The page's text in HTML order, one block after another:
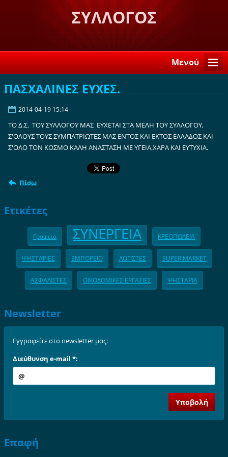
ΣΥΛΛΟΓΟΣ
ΛΟΓΚΑΝΙΚΙΩΤΩΝ ΣΤΗ
ΣΠΑΡΤΗ "Η ΒΕΛΕΜΙΝΗ"
Μενού
ΠΑΣΧΑΛΙΝΕΣ ΕΥΧΕΣ.
2014-04-19 15:14
ΤΟ Δ.Σ. ΤΟΥ ΣΥΛΛΟΓΟΥ ΜΑΣ ΕΥΧΕΤΑΙ ΣΤΑ ΜΕΛΗ ΤΟΥ ΣΥΛΛΟΓΟΥ,
Σ'ΟΛΟΥΣ ΤΟΥΣ ΣΥΜΠΑΤΡΙΩΤΕΣ ΜΑΣ ΕΝΤΟΣ ΚΑΙ ΕΚΤΟΣ ΕΛΛΑΔΟΣ ΚΑΙ
Σ'ΟΛΟ ΤΟΝ ΚΟΣΜΟ ΚΑΛΗ ΑΝΑΣΤΑΣΗ ΜΕ ΥΓΕΙΑ,ΧΑΡΑ ΚΑΙ ΕΥΤΥΧΙΑ.
Πίσω
Ετικέτες
Γραφεια ΣΥΝΕΡΓΕΙΑ ΚΡΕΟΠΩΛΕΙΑ
ΨΗΣΤΑΡΙΕΣ ΕΜΠΟΡΕΙΟ ΛΟΓΙΣΤΕΣ SUPER MARKET
ΑΣΦΑΛΙΣΤΕΣ ΟΙΚΟΔΟΜΙΚΕΣ ΕΡΓΑΣΙΕΣ ΨΗΣΤΑΡΙΑ
Newsletter
Εγγραφείτε στο newsletter μας:
Διεύθυνση e-mail *:
Επαφή